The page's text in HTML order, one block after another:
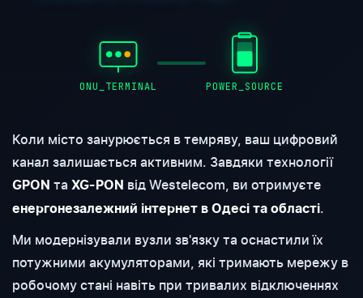
ONU_TERMINAL POWER_SOURCE
Коли місто занурюється в темряву, ваш цифровий
канал залишається активним. Завдяки технології
GPON та XG-PON від Westelecom, ви отримуєте
енергонезалежний інтернет в Одесі та області.
Ми модернізували вузли зв'язку та оснастили їх
потужними акумуляторами, які тримають мережу в
робочому стані навіть при тривалих відключеннях